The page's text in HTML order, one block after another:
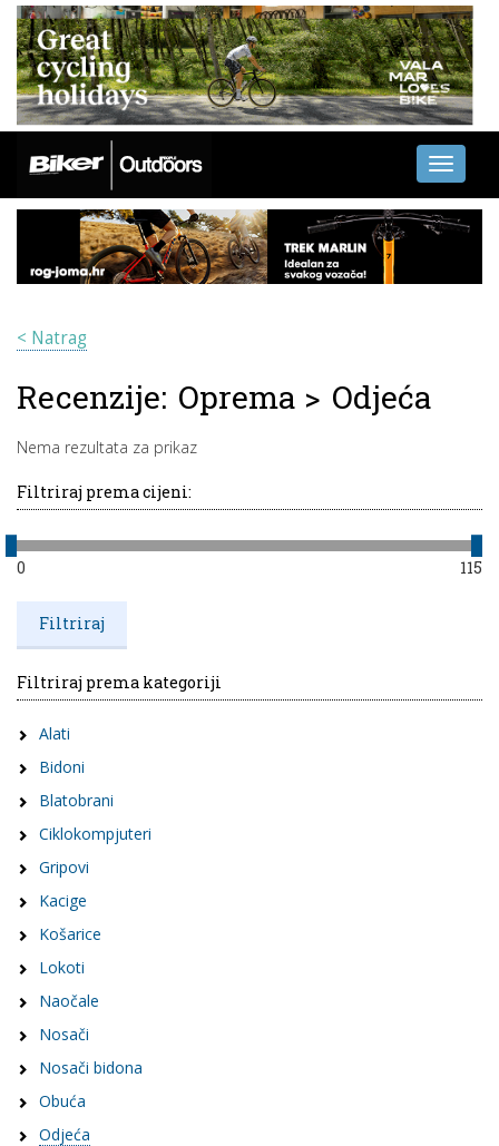
Toggle
< Natrag
Recenzije: Oprema > Odjeća
Nema rezultata za prikaz
Filtriraj prema cijeni:
0 115
Filtriraj prema kategoriji
Alati
Bidoni
Blatobrani
Ciklokompjuteri
Gripovi
Kacige
Košarice
Lokoti
Naočale
Nosači
Nosači bidona
Obuća
Odjeća